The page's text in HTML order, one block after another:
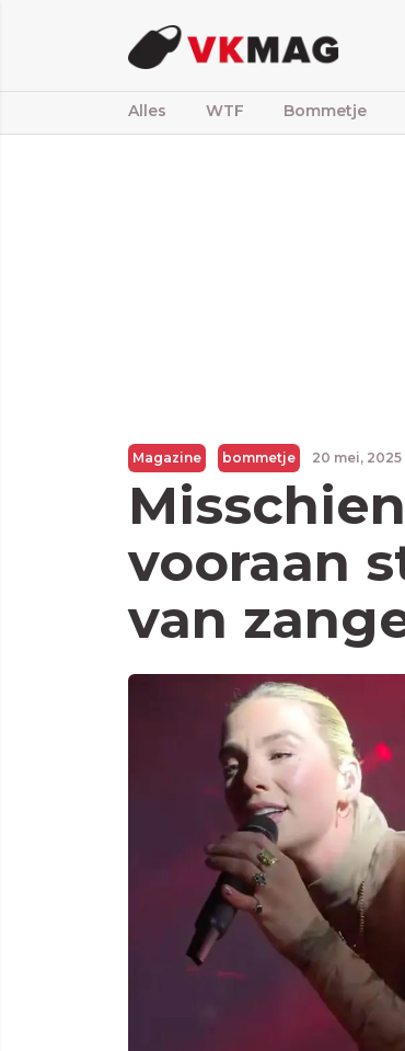
Alles WTF Bommetje
Magazine bommetje 20 mei, 2025
vooraan
van